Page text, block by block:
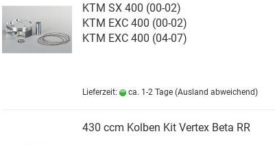
KTM SX 400 (00-02)
KTM EXC 400 (00-02)
KTM EXC 400 (04-07)
Lieferzeit: ca. 1-2 Tage (Ausland abweichend)
430 ccm Kolben Kit Vertex Beta RR